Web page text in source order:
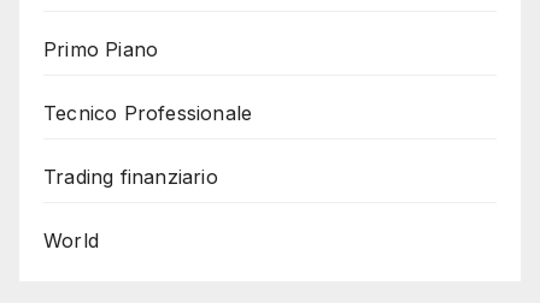
Primo Piano
Tecnico Professionale
Trading finanziario
World